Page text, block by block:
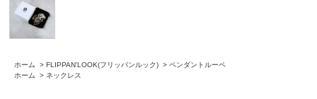
ホーム > FLIPPAN'LOOK(フリッパンルック) > ペンダントルーペ
ホーム
> ネックレス